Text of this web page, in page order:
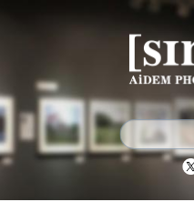
シリウスについて
展示スケジュール